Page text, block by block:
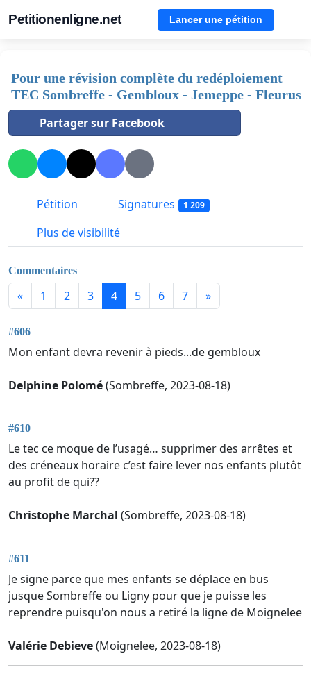
Petitionenligne.net Lancer une pétition
Pour une révision complète du redéploiement
TEC Sombreffe - Gembloux - Jemeppe - Fleurus
Partager sur Facebook
Pétition Signatures 1 209
Plus de visibilité
Commentaires
« 1 2 3 4 5 6 7 »
#606
Mon enfant devra revenir à pieds...de gembloux
Delphine Polomé(Sombreffe, 2023-08-18)
#610
Le tec ce moque de l’usagé… supprimer des arrêtes et
des créneaux horaire c’est faire lever nos enfants plutôt
au profit de qui??
Christophe Marchal (Sombreffe, 2023-08-18)
#611
Je signe parce que mes enfants se déplace en bus
jusque Sombreffe ou Ligny pour que je puisse les
reprendre puisqu'on nous a retiré la ligne de Moignelee
Valérie Debieve(Moignelee, 2023-08-18)